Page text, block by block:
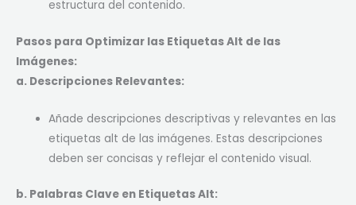
estructura del contenido.
Pasos para Optimizar las Etiquetas Alt de las
Imágenes:
a. Descripciones Relevantes:
Añade descripciones descriptivas y relevantes en las
etiquetas alt de las imágenes. Estas descripciones
deben ser concisas y reflejar el contenido visual.
b. Palabras Clave en Etiquetas Alt: